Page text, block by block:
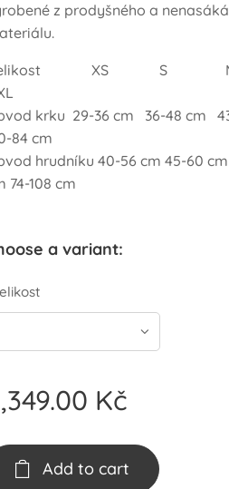
z prodyšného a
XS
krku 29-36 cm 36-48 cm
84 cm
hrudníku 40-56 cm 45-60 cm
74-108 cm
a variant:
Kč
Add to cart